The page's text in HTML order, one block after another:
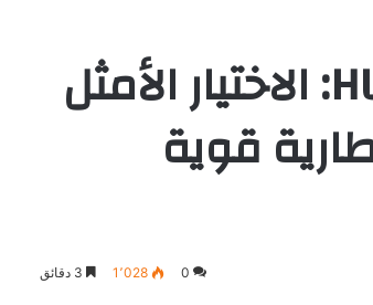
هاتف HUAWEI nova Y70: الاختيار الأمثل
قوية
0 1٬028